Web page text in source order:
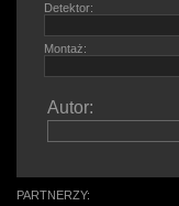
Detektor:
Montaż:
Autor:
PARTNERZY: